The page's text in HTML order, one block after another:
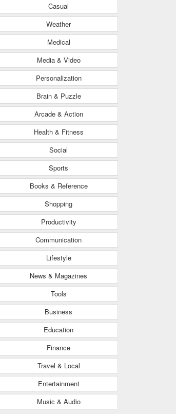
Casual
Weather
Medical
Media & Video
Personalization
Brain & Puzzle
Arcade & Action
Health & Fitness
Social
Sports
Books & Reference
Shopping
Productivity
Communication
Lifestyle
News & Magazines
Tools
Business
Education
Finance
Travel & Local
Entertainment
Music & Audio